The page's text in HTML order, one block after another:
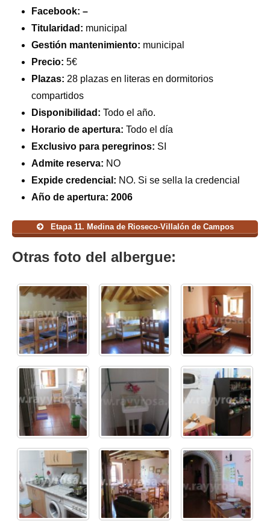
Facebook: –
Titularidad: municipal
Gestión mantenimiento: municipal
Precio: 5€
Plazas: 28 plazas en literas en dormitorios
compartidos
Disponibilidad: Todo el año.
Horario de apertura: Todo el día
Exclusivo para peregrinos: SI
Admite reserva: NO
Expide credencial: NO. Si se sella la credencial
Año de apertura: 2006
Etapa 11. Medina de Rioseco-Villalón de Campos
Otras foto del albergue: